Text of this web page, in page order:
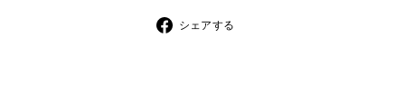
シェアする